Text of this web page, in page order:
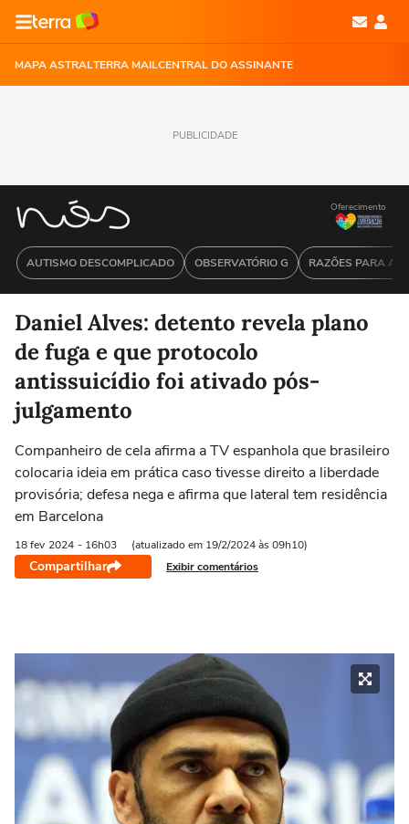
MAPA ASTRALTERRA MAILCENTRAL DO ASSINANTE
PUBLICIDADE
AUTISMO DESCOMPLICADO OBSERVATÓRIO G RAZÕES PARA
Oferecimento
Daniel Alves: detento revela plano
de fuga e que protocolo
antissuicídio foi ativado pós-
julgamento
Companheiro de cela afirma a TV espanhola que brasileiro
colocaria ideia em prática caso tivesse direito a liberdade
provisória; defesa nega e afirma que lateral tem residência
em Barcelona
18 fev 2024 - 16h03 (atualizado em 19/2/2024 às 09h10)
Compartilhar Exibir comentários